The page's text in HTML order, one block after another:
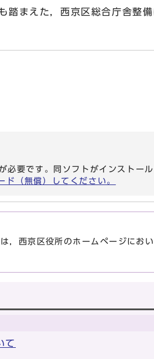
踏まえた，西京区総合庁舎整
要です。同ソフトがインストール
（無償）してください。
，西京区役所のホームページにお
て